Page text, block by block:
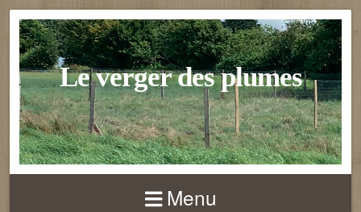
Le verger des plumes
Menu